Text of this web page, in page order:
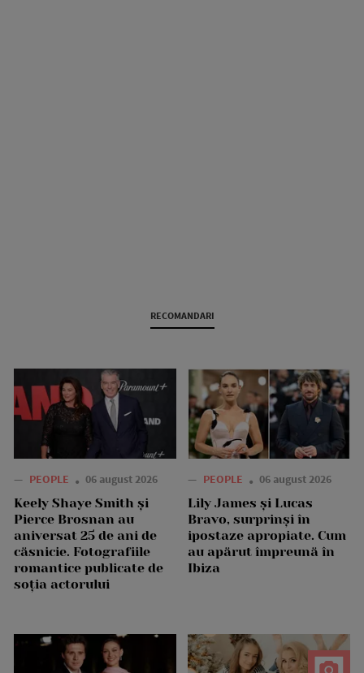
RECOMANDARI
— PEOPLE 06 august 2026
Keely Shaye Smith și
Pierce Brosnan au
aniversat 25 de ani de
căsnicie. Fotografiile
romantice publicate de
soția actorului
— PEOPLE 06 august 2026
Lily James și Lucas
Bravo, surprinși în
ipostaze apropiate. Cum
au apărut împreună în
Ibiza